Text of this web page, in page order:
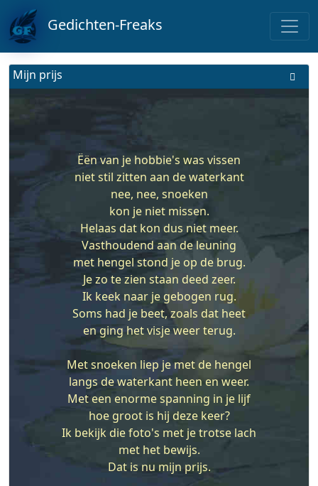
Gedichten-Freaks
Mijn prijs
Ëën van je hobbie's was vissen
niet stil zitten aan de waterkant
nee, nee, snoeken
kon je niet missen.
Helaas dat kon dus niet meer.
Vasthoudend aan de leuning
met hengel stond je op de brug.
Je zo te zien staan deed zeer.
Ik keek naar je gebogen rug.
Soms had je beet, zoals dat heet
en ging het visje weer terug.
Met snoeken liep je met de hengel
langs de waterkant heen en weer.
Met een enorme spanning in je lijf
hoe groot is hij deze keer?
Ik bekijk die foto's met je trotse lach
met het bewijs.
Dat is nu mijn prijs.